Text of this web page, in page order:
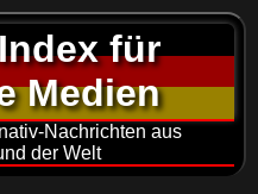
für
Medien
Nachrichten aus
der Welt